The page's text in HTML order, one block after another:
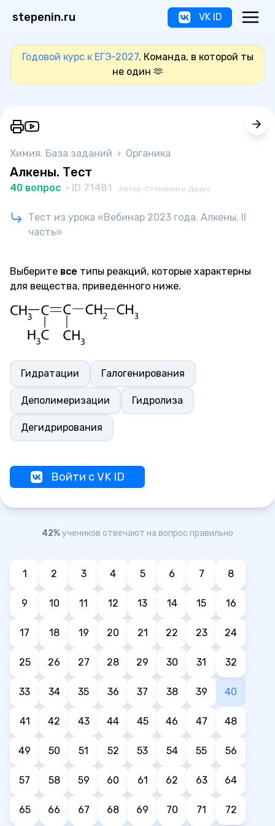
stepenin.ru VK ID
Годовой курс к ЕГЭ-2027. Команда, в которой ты
не один 🫶
Химия. База заданий › Органика
Алкены. Тест
40 вопрос · ID 71481 Автор: Степенин и Дацук
Тест из урока «Вебинар 2023 года. Алкены. II
часть»
Выберите все типы реакций, которые характерны
для вещества, приведенного ниже.
Гидратации Галогенирования
Деполимеризации Гидролиза
Дегидрирования
Войти с VK ID
42%учеников отвечают на вопрос правильно
1 2 3 4 5 6 7 8
9 10 11 12 13 14 15 16
17 18 19 20 21 22 23 24
25 26 27 28 29 30 31 32
33 34 35 36 37 38 39 40
41 42 43 44 45 46 47 48
49 50 51 52 53 54 55 56
57 58 59 60 61 62 63 64
65 66 67 68 69 70 71 72